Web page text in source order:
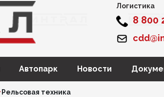
Логистика
8 800
Автопарк Новости
Рельсовая техника